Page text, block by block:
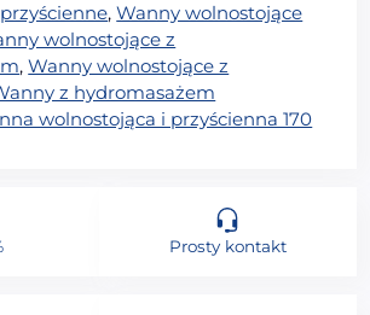
,Wanny wolnostojące
wolnostojące z
,Wanny wolnostojące z
z hydromasażem
wolnostojąca i przyścienna 170
Prosty kontakt